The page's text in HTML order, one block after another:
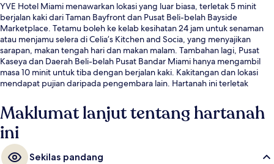
YVE Hotel Miami menawarkan lokasi yang luar biasa, terletak 5 minit
berjalan kaki dari Taman Bayfront dan Pusat Beli-belah Bayside
Marketplace. Tetamu boleh ke kelab kesihatan 24 jam untuk senaman
atau menjamu selera di Celia’s Kitchen and Socia, yang menyajikan
sarapan, makan tengah hari dan makan malam. Tambahan lagi, Pusat
Kaseya dan Daerah Beli-belah Pusat Bandar Miami hanya mengambil
masa 10 minit untuk tiba dengan berjalan kaki. Kakitangan dan lokasi
mendapat pujian daripada pengembara lain. Hartanah ini terletak
Metromover ialah 3 minit dan Stesen College-Bayside Metromover ialah
4 minit.
Maklumat lanjut tentang hartanah
ini
Sekilas pandang